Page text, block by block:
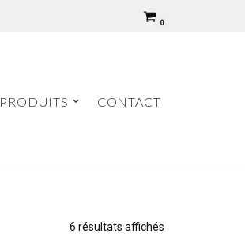
0
PRODUITS CONTACT
6 résultats affichés